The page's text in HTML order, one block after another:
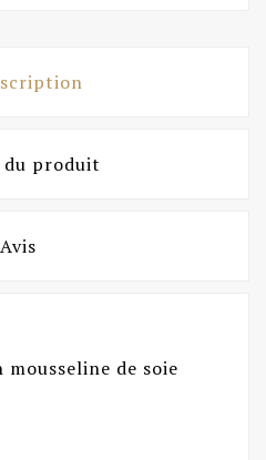
du produit
Avis
de soie